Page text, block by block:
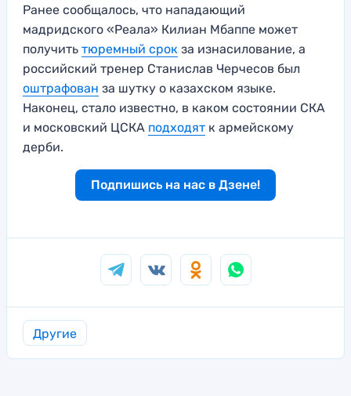
Ранее сообщалось, что нападающий
мадридского «Реала» Килиан Мбаппе может
получить тюремный срок за изнасилование, а
российский тренер Станислав Черчесов был
оштрафован за шутку о казахском языке.
Наконец, стало известно, в каком состоянии СКА
и московский ЦСКА подходят к армейскому
дерби.
Подпишись на нас в Дзене!
Другие